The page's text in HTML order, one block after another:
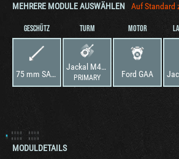
MEHRERE MODULE AUSWÄHLEN Auf Standard
GESCHÜTZ
75 mm SA50
TURM
Jackal M4A4 FL10
PRIMARY
MOTOR
Ford GAA
MODULDETAILS